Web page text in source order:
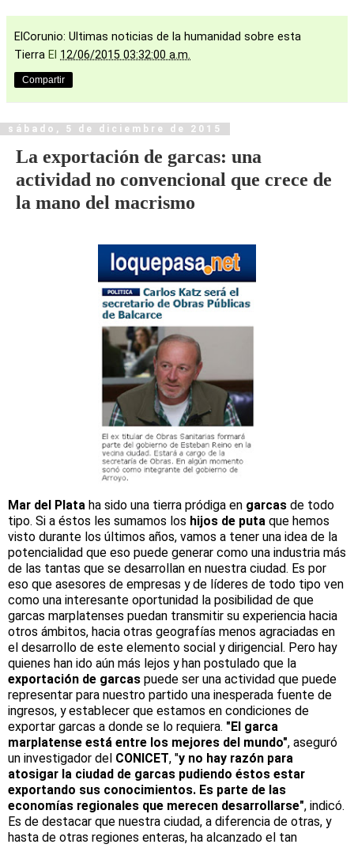
ElCorunio: Ultimas noticias de la humanidad sobre esta
Tierra El 12/06/2015 03:32:00 a.m.
Compartir
sábado, 5 de diciembre de 2015
La exportación de garcas: una
actividad no convencional que crece de
la mano del macrismo
Mar del Plata ha sido una tierra pródiga en garcas de todo
tipo. Si a éstos les sumamos los hijos de puta que hemos
visto durante los últimos años, vamos a tener una idea de la
potencialidad que eso puede generar como una industria más
de las tantas que se desarrollan en nuestra ciudad. Es por
eso que asesores de empresas y de líderes de todo tipo ven
como una interesante oportunidad la posibilidad de que
garcas marplatenses puedan transmitir su experiencia hacia
otros ámbitos, hacia otras geografías menos agraciadas en
el desarrollo de este elemento social y dirigencial. Pero hay
quienes han ido aún más lejos y han postulado que la
exportación de garcas puede ser una actividad que puede
representar para nuestro partido una inesperada fuente de
ingresos, y establecer que estamos en condiciones de
exportar garcas a donde se lo requiera. "El garca
marplatense está entre los mejores del mundo", aseguró
un investigador del CONICET, "y no hay razón para
atosigar la ciudad de garcas pudiendo éstos estar
exportando sus conocimientos. Es parte de las
economías regionales que merecen desarrollarse", indicó.
Es de destacar que nuestra ciudad, a diferencia de otras, y
hasta de otras regiones enteras, ha alcanzado el tan